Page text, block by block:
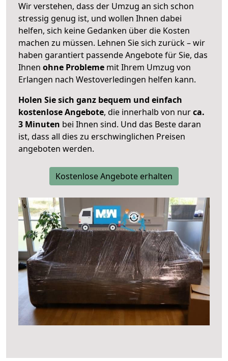
Wir verstehen, dass der Umzug an sich schon
stressig genug ist, und wollen Ihnen dabei
helfen, sich keine Gedanken über die Kosten
machen zu müssen. Lehnen Sie sich zurück – wir
haben garantiert passende Angebote für Sie, das
Ihnen ohne Probleme mit Ihrem Umzug von
Erlangen nach Westoverledingen helfen kann.
Holen Sie sich ganz bequem und einfach
kostenlose Angebote, die innerhalb von nurca.
3 Minuten bei Ihnen sind. Und das Beste daran
ist, dass all dies zu erschwinglichen Preisen
angeboten werden.
Kostenlose Angebote erhalten